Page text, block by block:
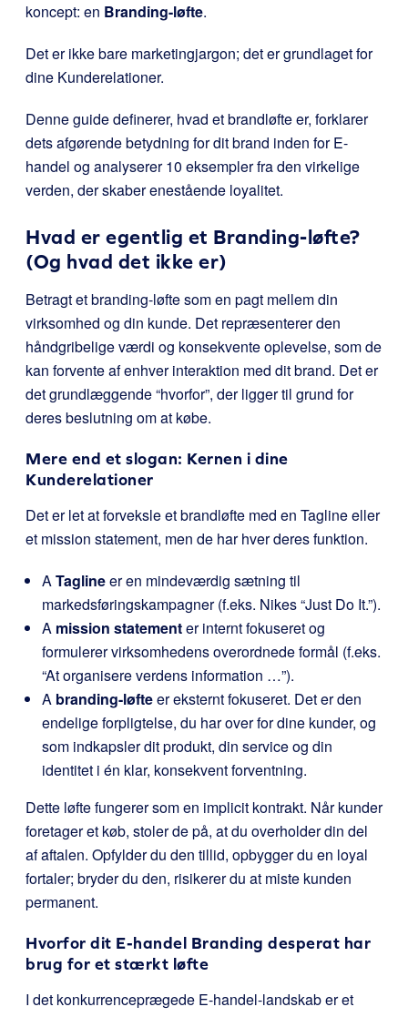
koncept: en Branding-løfte.
Det er ikke bare marketingjargon; det er grundlaget for
dine Kunderelationer.
Denne guide definerer, hvad et brandløfte er, forklarer
dets afgørende betydning for dit brand inden for E-
handel og analyserer 10 eksempler fra den virkelige
verden, der skaber enestående loyalitet.
Hvad er egentlig et Branding-løfte?
(Og hvad det ikke er)
Betragt et branding-løfte som en pagt mellem din
virksomhed og din kunde. Det repræsenterer den
håndgribelige værdi og konsekvente oplevelse, som de
kan forvente af enhver interaktion med dit brand. Det er
det grundlæggende “hvorfor”, der ligger til grund for
deres beslutning om at købe.
Mere end et slogan: Kernen i dine
Kunderelationer
Det er let at forveksle et brandløfte med en Tagline eller
et mission statement, men de har hver deres funktion.
ATaglineer en mindeværdig sætning til
markedsføringskampagner (f.eks. Nikes “Just Do It.”).
A mission statementer internt fokuseret og
formulerer virksomhedens overordnede formål (f.eks.
“At organisere verdens information …”).
A branding-løfteer eksternt fokuseret. Det er den
endelige forpligtelse, du har over for dine kunder, og
som indkapsler dit produkt, din service og din
identitet i én klar, konsekvent forventning.
Dette løfte fungerer som en implicit kontrakt. Når kunder
foretager et køb, stoler de på, at du overholder din del
af aftalen. Opfylder du den tillid, opbygger du en loyal
fortaler; bryder du den, risikerer du at miste kunden
permanent.
Hvorfor dit E-handel Branding desperat har
brug for et stærkt løfte
I det konkurrenceprægede E-handel-landskab er et